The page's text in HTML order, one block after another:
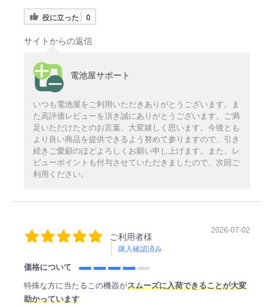
役に立った 0
サイトからの返信
電池屋サポート
いつも電池屋をご利用いただきありがとうございます。ま
た高評価レビューを頂き誠にありがとうございます。ご満
足いただけたとのお言葉、大変嬉しく思います。今後とも
より良い商品を提供できるよう努めて参りますので、引き
続きご愛顧のほどよろしくお願い申し上げます。また、レ
ビューポイントも付与させていただきましたので、次回ご
利用ください。
ご利用者様
購入確認済み
2026-07-02
価格について
特殊な方に当たるこの機器がスムーズに入荷できることが大変
助かっています